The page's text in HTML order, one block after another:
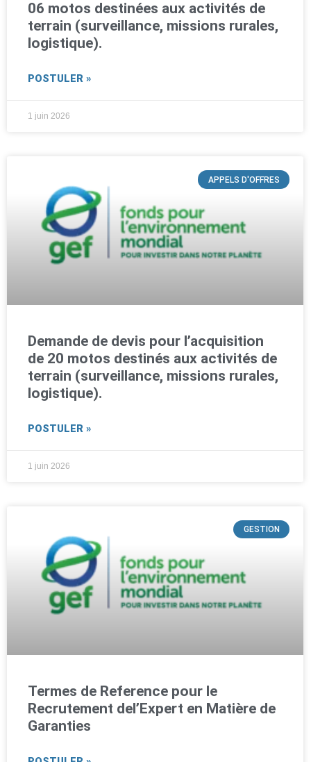
06 motos destinées aux activités de
terrain (surveillance, missions rurales,
logistique).
POSTULER »
1 juin 2026
APPELS D'OFFRES
Demande de devis pour l’acquisition
de 20 motos destinés aux activités de
terrain (surveillance, missions rurales,
logistique).
POSTULER »
1 juin 2026
GESTION
Termes de Reference pour le
Recrutement del’Expert en Matière de
Garanties